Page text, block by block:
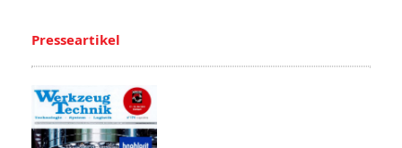
Presseartikel